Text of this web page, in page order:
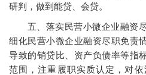
研判，做到能贷、会贷。
五、落实民营小微企业融资
细化民营小微企业融资尽职免责
导致的销贷比、资产负债率等指
范围，注重履职实质认定，对